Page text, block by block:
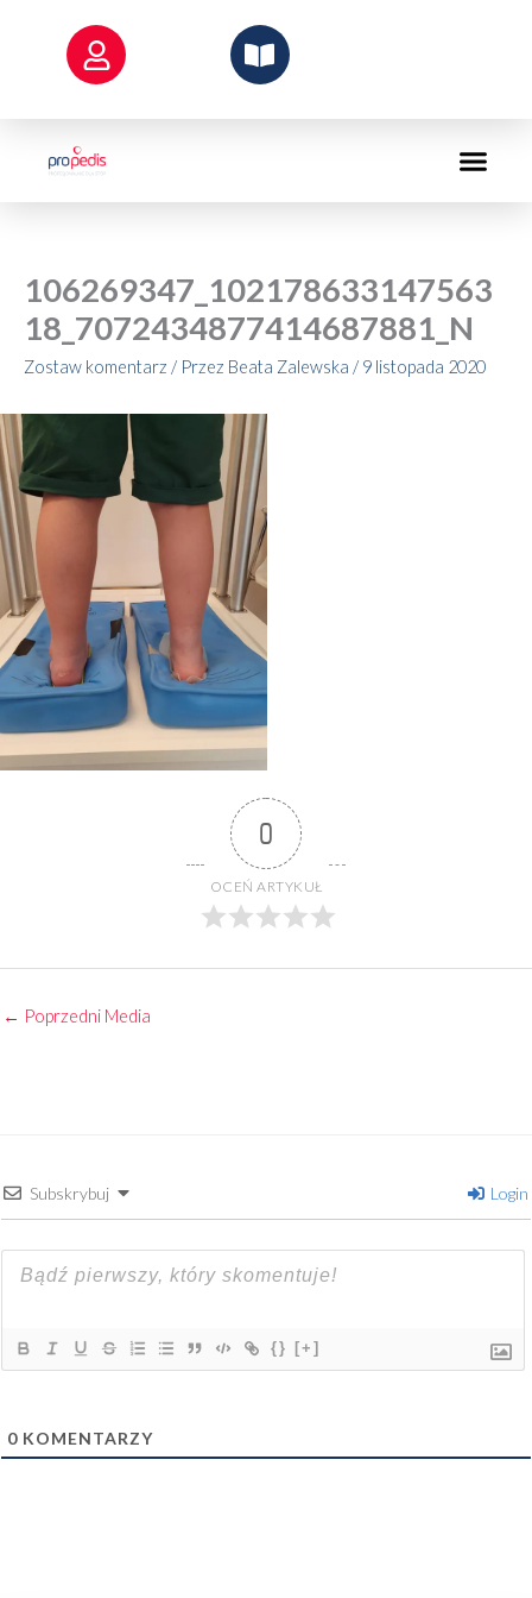
106269347_102178633147563
18_7072434877414687881_N
Zostaw komentarz / Przez Beata Zalewska / 9 listopada 2020
0
OCEŃ ARTYKUŁ
← Poprzedni Media
Subskrybuj Login
{} [+]
0 KOMENTARZY